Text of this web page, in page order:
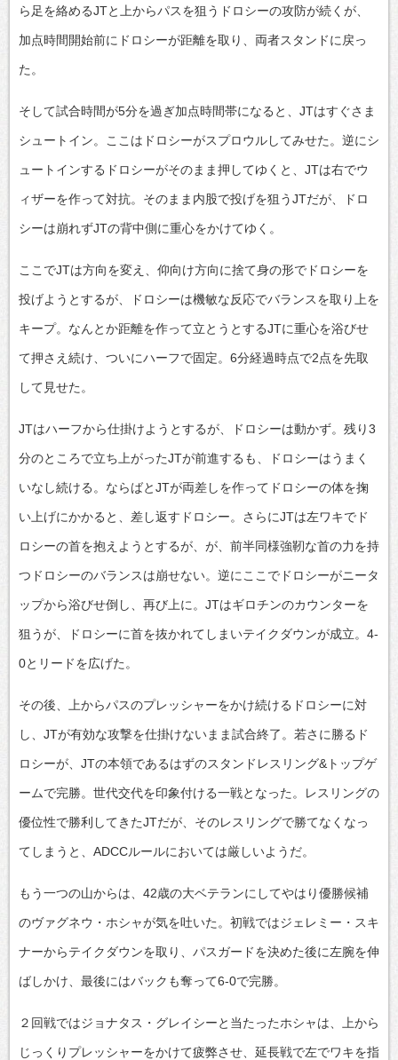
ら足を絡めるJTと上からパスを狙うドロシーの攻防が続くが、
加点時間開始前にドロシーが距離を取り、両者スタンドに戻っ
た。
そして試合時間が5分を過ぎ加点時間帯になると、JTはすぐさま
シュートイン。ここはドロシーがスプロウルしてみせた。逆にシ
ュートインするドロシーがそのまま押してゆくと、JTは右でウ
ィザーを作って対抗。そのまま内股で投げを狙うJTだが、ドロ
シーは崩れずJTの背中側に重心をかけてゆく。
ここでJTは方向を変え、仰向け方向に捨て身の形でドロシーを
投げようとするが、ドロシーは機敏な反応でバランスを取り上を
キープ。なんとか距離を作って立とうとするJTに重心を浴びせ
て押さえ続け、ついにハーフで固定。6分経過時点で2点を先取
して見せた。
JTはハーフから仕掛けようとするが、ドロシーは動かず。残り3
分のところで立ち上がったJTが前進するも、ドロシーはうまく
いなし続ける。ならばとJTが両差しを作ってドロシーの体を掬
い上げにかかると、差し返すドロシー。さらにJTは左ワキでド
ロシーの首を抱えようとするが、が、前半同様強靭な首の力を持
つドロシーのバランスは崩せない。逆にここでドロシーがニータ
ップから浴びせ倒し、再び上に。JTはギロチンのカウンターを
狙うが、ドロシーに首を抜かれてしまいテイクダウンが成立。4-
0とリードを広げた。
その後、上からパスのプレッシャーをかけ続けるドロシーに対
し、JTが有効な攻撃を仕掛けないまま試合終了。若さに勝るド
ロシーが、JTの本領であるはずのスタンドレスリング&トップゲ
ームで完勝。世代交代を印象付ける一戦となった。レスリングの
優位性で勝利してきたJTだが、そのレスリングで勝てなくなっ
てしまうと、ADCCルールにおいては厳しいようだ。
もう一つの山からは、42歳の大ベテランにしてやはり優勝候補
のヴァグネウ・ホシャが気を吐いた。初戦ではジェレミー・スキ
ナーからテイクダウンを取り、パスガードを決めた後に左腕を伸
ばしかけ、最後にはバックも奪って6-0で完勝。
２回戦ではジョナタス・グレイシーと当たったホシャは、上から
じっくりプレッシャーをかけて疲弊させ、延長戦で左でワキを指